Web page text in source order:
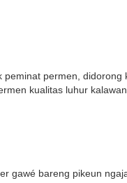
permen,
kualitas luhur
gawé bareng pikeun